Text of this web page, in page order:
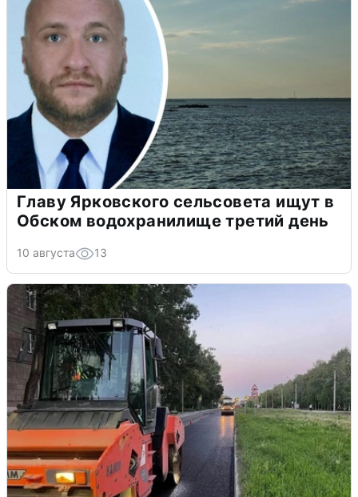
Главу Ярковского сельсовета ищут в
Обском водохранилище третий день
10 августа 13